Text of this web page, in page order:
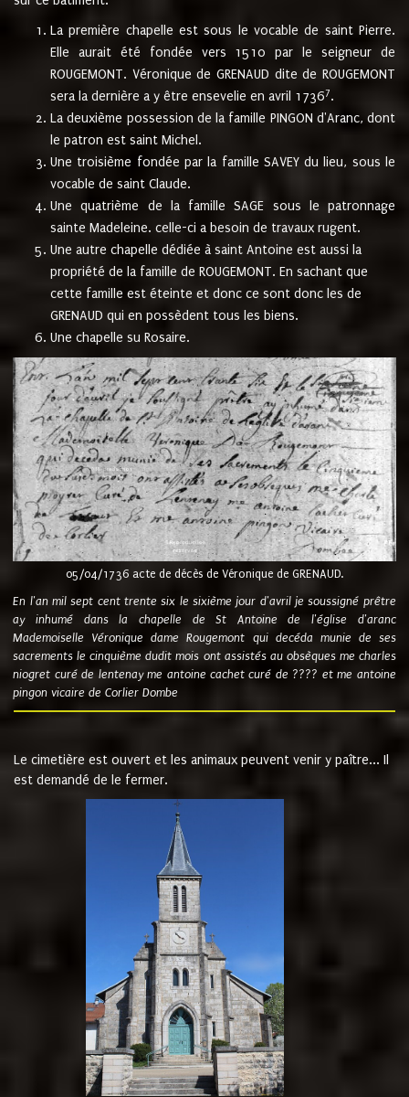
La première chapelle est sous le vocable de saint Pierre.
Elle aurait été fondée vers 1510 par le seigneur de
ROUGEMONT. Véronique de GRENAUD dite de ROUGEMONT
sera la dernière a y être ensevelie en avril 17367.
La deuxième possession de la famille PINGON d'Aranc, dont
le patron est saint Michel.
Une troisième fondée par la famille SAVEY du lieu, sous le
vocable de saint Claude.
Une quatrième de la famille SAGE sous le patronnage
sainte Madeleine. celle-ci a besoin de travaux rugent.
Une autre chapelle dédiée à saint Antoine est aussi la
propriété de la famille de ROUGEMONT. En sachant que
cette famille est éteinte et donc ce sont donc les de
GRENAUD qui en possèdent tous les biens.
Une chapelle su Rosaire.
05/04/1736 acte de décès de Véronique de GRENAUD.
En l'an mil sept cent trente six le sixième jour d'avril je soussigné prêtre
ay inhumé dans la chapelle de St Antoine de l'église d'aranc
Mademoiselle Véronique dame Rougemont qui decéda munie de ses
sacrements le cinquième dudit mois ont assistés au obsèques me charles
niogret curé de lentenay me antoine cachet curé de ???? et me antoine
pingon vicaire de Corlier Dombe
Le cimetière est ouvert et les animaux peuvent venir y paître... Il
est demandé de le fermer.